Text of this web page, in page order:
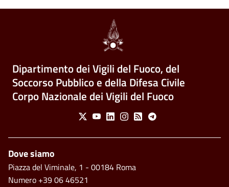
Dipartimento dei Vigili del Fuoco, del
Soccorso Pubblico e della Difesa Civile
Corpo Nazionale dei Vigili del Fuoco
Social Menu
X YoutubeLinkedinInstagram
Feed Telegram
Piè di pagina
Dove siamo
Piazza del Viminale, 1 - 00184 Roma
Numero +39 06 46521